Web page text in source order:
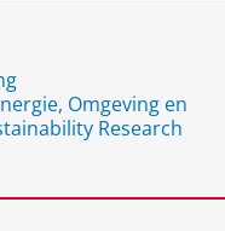
Omgeving en
Research